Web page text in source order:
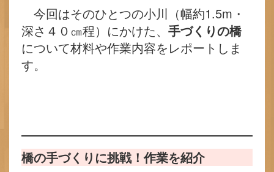
今回はそのひとつの小川（幅約1.5m・
深さ４０㎝程）にかけた、 手づくりの橋
について材料や作業内容をレポートしま
す。
橋の手づくりに挑戦！作業を紹介